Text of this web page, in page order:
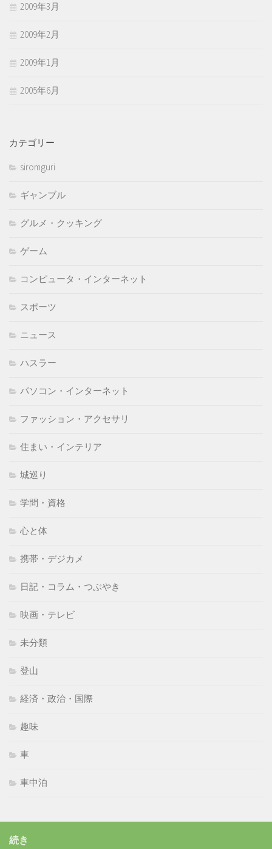
2009年3月
2009年2月
2009年1月
2005年6月
カテゴリー
siromguri
ギャンブル
グルメ・クッキング
ゲーム
コンピュータ・インターネット
スポーツ
ニュース
ハスラー
パソコン・インターネット
ファッション・アクセサリ
住まい・インテリア
城巡り
学問・資格
心と体
携帯・デジカメ
日記・コラム・つぶやき
映画・テレビ
未分類
登山
経済・政治・国際
趣味
車
車中泊
続き